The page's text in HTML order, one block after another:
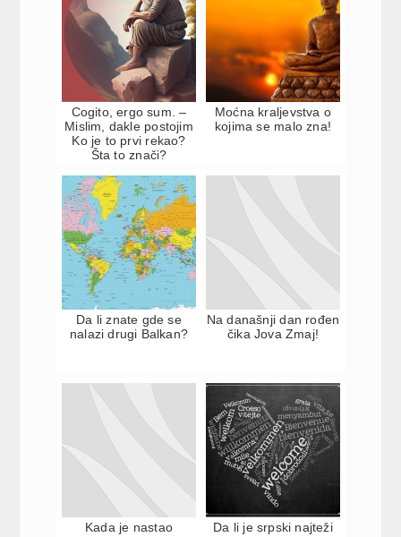
Cogito, ergo sum. –
Mislim, dakle postojim
Ko je to prvi rekao?
Šta to znači?
Moćna kraljevstva o
kojima se malo zna!
Da li znate gde se
nalazi drugi Balkan?
Na današnji dan rođen
čika Jova Zmaj!
Kada je nastao
Da li je srpski najteži